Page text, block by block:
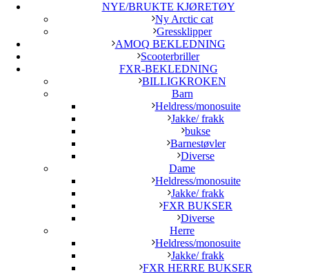
NYE/BRUKTE KJØRETØY
Ny Arctic cat
Gressklipper
AMOQ BEKLEDNING
Scooterbriller
FXR-BEKLEDNING
BILLIGKROKEN
Barn
Heldress/monosuite
Jakke/ frakk
bukse
Barnestøvler
Diverse
Dame
Heldress/monosuite
Jakke/ frakk
FXR BUKSER
Diverse
Herre
Heldress/monosuite
Jakke/ frakk
FXR HERRE BUKSER